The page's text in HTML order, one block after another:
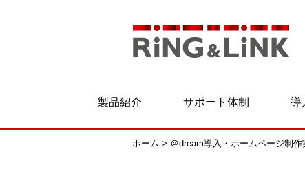
製品紹介 サポート体制 導
ホーム > ＠dream導入・ホームページ制作